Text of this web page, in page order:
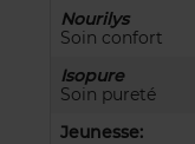
Nourilys
Soin confort
Isopure
Soin pureté
Jeunesse: